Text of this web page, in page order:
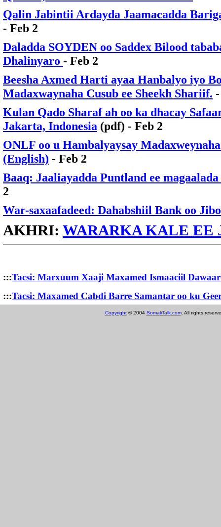
Qalin Jabintii Ardayda Jaamacadda
- Feb 2
Daladda SOYDEN oo Saddex Bilood
Dhalinyaro - Feb 2
Beesha Axmed Harti ayaa Hanbalyo iyo
Madaxwaynaha Cusub ee Sheekh Shariif.
Kulan Qado Sharaf ah oo ka dhacay
Jakarta, Indonesia (pdf) - Feb 2
ONLF oo u Hambalyaysay
(English) - Feb 2
Baaq: Jaaliayadda Puntland ee
2
War-saxaafadeed: Dahabshiil Bank oo
AKHRI: WARARKA KALE EE
:::Tacsi: Marxuum Xaaji Maxamed Ismaaciil
:::Tacsi: Maxamed Cabdi Barre Samantar oo ku
Copyright© 2004 SomaliTalk.com. All rights